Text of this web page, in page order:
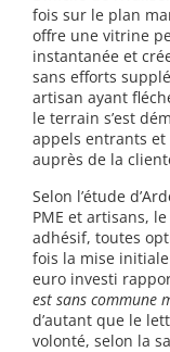
fois sur le plan
offre une vitrine
instantanée et
sans efforts
artisan ayant
le terrain s’est
appels entrants
auprès de la
Selon l’étude
PME et artisans,
adhésif, toutes
fois la mise
euro investi
est sans commune
d’autant que le
volonté, selon la